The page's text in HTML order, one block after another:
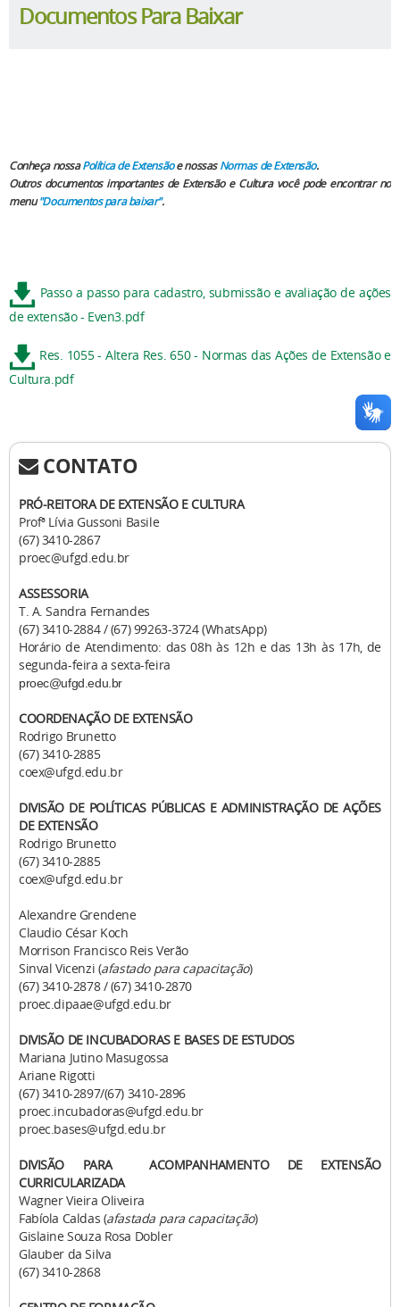
Documentos Para Baixar
Conheça nossaPolítica de Extensãoe nossasNormas de Extensão.
Outros documentos importantes de Extensão e Cultura você pode encontrar no
menu"Documentos para baixar".
Passo a passo para cadastro, submissão e avaliação de ações
de extensão - Even3.pdf
Res. 1055 - Altera Res. 650 - Normas das Ações de Extensão e
Cultura.pdf
CONTATO
PRÓ-REITORA DE EXTENSÃO E CULTURA
Profª Lívia Gussoni Basile
(67) 3410-2867
proec@ufgd.edu.br
ASSESSORIA
T. A. Sandra Fernandes
(67) 3410-2884 / (67) 99263-3724 (WhatsApp)
Horário de Atendimento: das 08h às 12h e das 13h às 17h, de
segunda-feira a sexta-feira
proec@ufgd.edu.br
COORDENAÇÃO DE EXTENSÃO
Rodrigo Brunetto
(67) 3410-2885
coex@ufgd.edu.br
DIVISÃO DE POLÍTICAS PÚBLICAS E ADMINISTRAÇÃO DE AÇÕES
DE EXTENSÃO
Rodrigo Brunetto
(67) 3410-2885
coex@ufgd.edu.br
Alexandre Grendene
Claudio César Koch
Morrison Francisco Reis Verão
Sinval Vicenzi (afastado para capacitação)
(67) 3410-2878 /(67) 3410-2870
proec.dipaae@ufgd.edu.br
DIVISÃO DE INCUBADORAS E BASES DE ESTUDOS
Mariana Jutino Masugossa
Ariane Rigotti
(67) 3410-2897/(67) 3410-2896
proec.incubadoras@ufgd.edu.br
proec.bases@ufgd.edu.br
DIVISÃO PARA ACOMPANHAMENTO DE EXTENSÃO
CURRICULARIZADA
Wagner Vieira Oliveira
Fabíola Caldas (afastada para capacitação)
Gislaine Souza Rosa Dobler
Glauber da Silva
(67) 3410-2868